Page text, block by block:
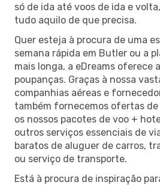
só de ida até voos de ida e
tudo aquilo de que precisa.
Quer esteja à procura de uma
semana rápida em Butler ou a
mais longa, a eDreams oferece
poupanças. Graças à nossa
companhias aéreas e
também fornecemos ofertas
os nossos pacotes de voo +
outros serviços essenciais de
baratos de aluguer de carros,
ou serviço de transporte.
Está à procura de inspiração